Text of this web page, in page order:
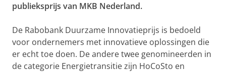
publieksprijs van MKB Nederland.
De Rabobank Duurzame Innovatieprijs is bedoeld
voor ondernemers met innovatieve oplossingen die
er echt toe doen. De andere twee genomineerden in
de categorie Energietransitie zijn HoCoSto en